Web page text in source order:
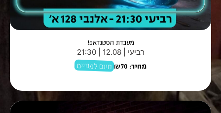
מעבדת הסטנדאפ!
רביעי | 12.08 | 21:30
מחיר: ₪70 חינם למנויים